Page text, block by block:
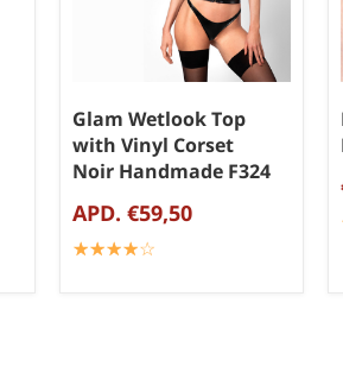
Glam Wetlook Top
with Vinyl Corset
Noir Handmade F324
APD. €59,50
☆☆☆☆☆
★★★★★